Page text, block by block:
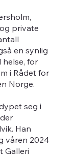
private
en synlig
for
i Rådet for
Norge.
seg i
Han
våren 2024
Galleri